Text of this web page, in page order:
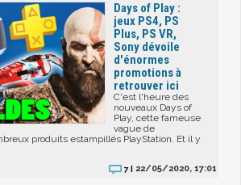
Days of Play :
jeux PS4, PS
Plus, PS VR,
Sony dévoile
d'énormes
promotions à
retrouver ici
C'est l'heure des
nouveaux Days of
Play, cette fameuse
vague de
produits estampillés PlayStation. Et il y
7 | 22/05/2020, 17:01